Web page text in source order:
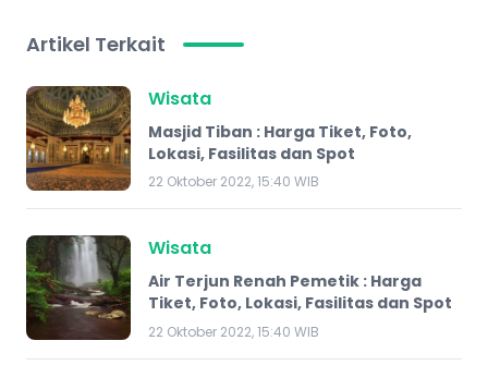
Artikel Terkait
Wisata
Masjid Tiban : Harga Tiket, Foto,
Lokasi, Fasilitas dan Spot
22 Oktober 2022, 15:40 WIB
Wisata
Air Terjun Renah Pemetik : Harga
Tiket, Foto, Lokasi, Fasilitas dan Spot
22 Oktober 2022, 15:40 WIB